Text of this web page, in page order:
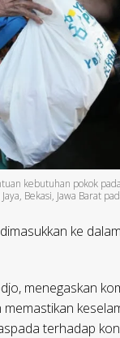
kebutuhan pokok
Bekasi, Jawa Barat
ke
menegaskan
terhadap